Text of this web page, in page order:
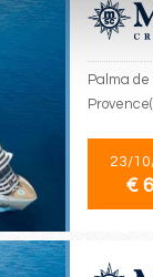
Palma
23/
€